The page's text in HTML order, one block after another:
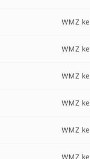
WMZ
WMZ
WMZ
WMZ
WMZ
WMZ